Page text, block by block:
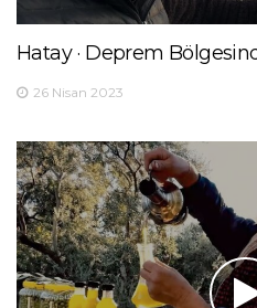
Hatay · Deprem
26 Nisan 2023